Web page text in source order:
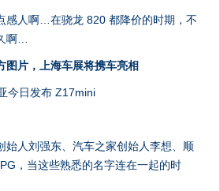
感人啊…在骁龙 820 都降价的时期，不
啊…
图片，上海车展将携车亮相
始人刘强东、汽车之家创始人李想、顺
，当这些熟悉的名字连在一起的时